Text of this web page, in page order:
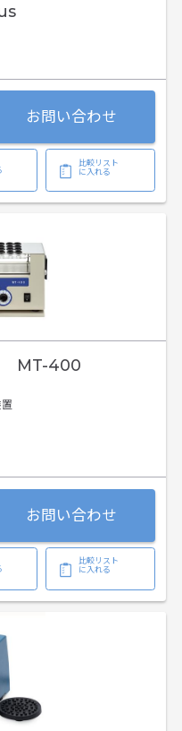
お問い合わせ
比較リスト
に入れる
MT-400
お問い合わせ
比較リスト
に入れる